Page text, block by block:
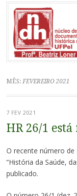
Pular
para
conteúdo
MÊS: FEVEREIRO 2021
7 FEV 2021
HR 26/1
O recente número
“História da Saúde,
publicado.